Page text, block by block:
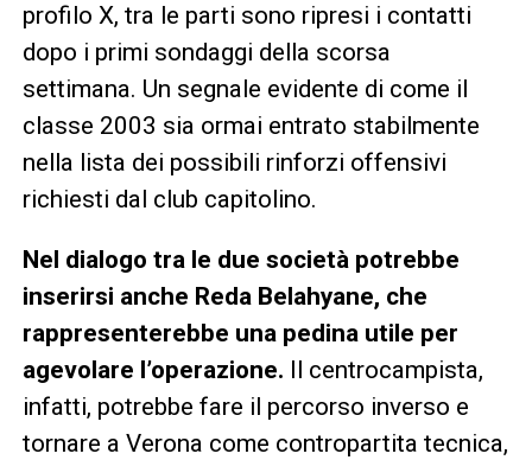
profilo X, tra le parti sono ripresi i contatti
dopo i primi sondaggi della scorsa
settimana. Un segnale evidente di come il
classe 2003 sia ormai entrato stabilmente
nella lista dei possibili rinforzi offensivi
richiesti dal club capitolino.
Nel dialogo tra le due società potrebbe
inserirsi anche Reda Belahyane, che
rappresenterebbe una pedina utile per
agevolare l’operazione. Il centrocampista,
infatti, potrebbe fare il percorso inverso e
tornare a Verona come contropartita tecnica,